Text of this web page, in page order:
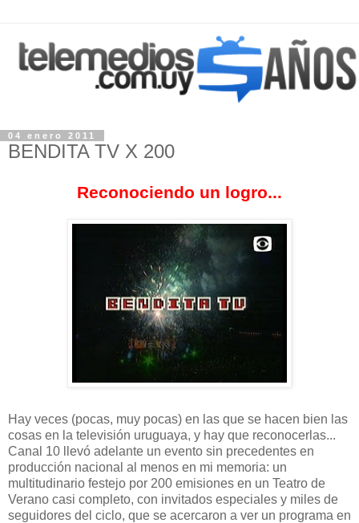
04 enero 2011
BENDITA TV X 200
Reconociendo un logro...
Hay veces (pocas, muy pocas) en las que se hacen bien las
cosas en la televisión uruguaya, y hay que reconocerlas...
Canal 10 llevó adelante un evento sin precedentes en
producción nacional al menos en mi memoria: un
multitudinario festejo por 200 emisiones en un Teatro de
Verano casi completo, con invitados especiales y miles de
seguidores del ciclo, que se acercaron a ver un programa en